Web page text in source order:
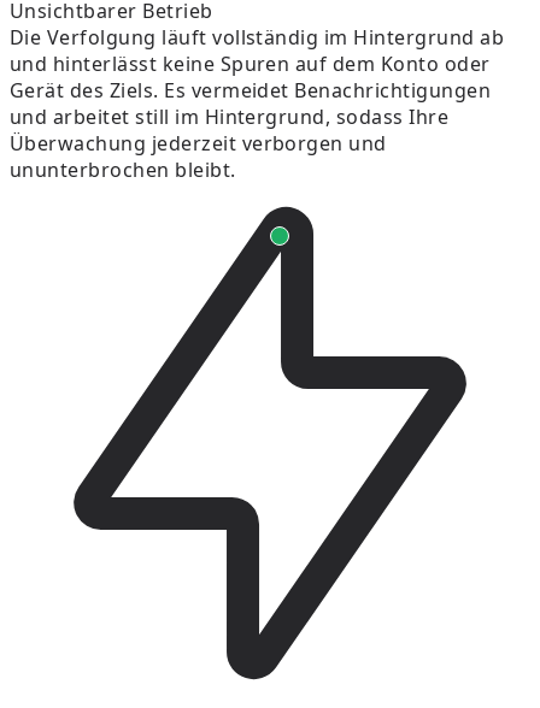
Unsichtbarer Betrieb
Die Verfolgung läuft vollständig im Hintergrund ab
und hinterlässt keine Spuren auf dem Konto oder
Gerät des Ziels. Es vermeidet Benachrichtigungen
und arbeitet still im Hintergrund, sodass Ihre
Überwachung jederzeit verborgen und
ununterbrochen bleibt.